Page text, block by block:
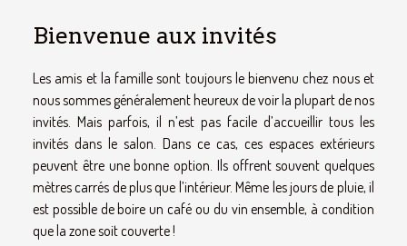
Bienvenue aux invités
Les amis et la famille sont toujours le bienvenu chez nous et
nous sommes généralement heureux de voir la plupart de nos
invités. Mais parfois, il n’est pas facile d’accueillir tous les
invités dans le salon. Dans ce cas, ces espaces extérieurs
peuvent être une bonne option. Ils offrent souvent quelques
mètres carrés de plus que l’intérieur. Même les jours de pluie, il
est possible de boire un café ou du vin ensemble, à condition
que la zone soit couverte !